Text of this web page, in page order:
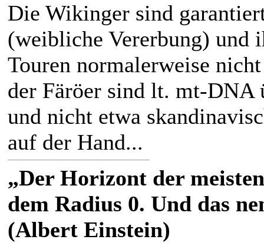
Die Wikinger sind
(weibliche Vererbung) und
Touren normalerweise
der Färöer sind lt. mt-DNA
und nicht etwa
auf der Hand...
„Der Horizont der
dem Radius 0. Und das
(Albert Einstein)